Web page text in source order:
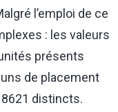
l’emploi de ce
: les valeurs
présents
de placement
distincts.